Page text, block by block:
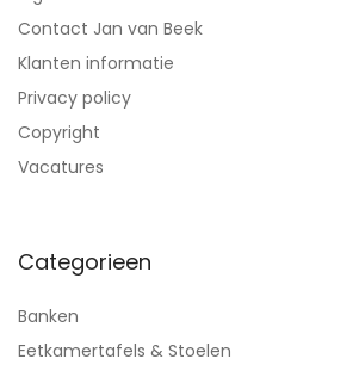
Contact Jan van Beek
Klanten informatie
Privacy policy
Copyright
Vacatures
Categorieen
Banken
Eetkamertafels & Stoelen